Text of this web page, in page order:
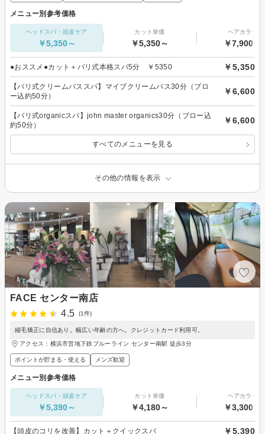
メニュー別参考価格
ヘッドスパ・頭皮ケア
￥5,350～
カット単価
￥5,350～
ヘアカラー
￥7,900～
●おススメ●カット＋バリ式本格スパ5分 ￥5350 ￥5,350
【バリ式クリームバススパ】マイブクリームバス30分（ブロ
ー込約50分）
￥6,600
【バリ式organicスパ】john master organics30分（ブロー込
約50分）
￥6,600
すべてのメニューを見る
その他の情報を表示
FACE センター南店
4.5
(1件)
縮毛矯正に自信あり。幅広い年齢の方へ。クレジットカード利用可。
アクセス：横浜市営地下鉄ブルーライン センター南駅 徒歩3分
ポイントが貯まる・使える メンズ歓迎
メニュー別参考価格
ヘッドスパ・頭皮ケア
￥5,390～
カット単価
￥4,180～
ヘアカラー
￥3,300～
【頭皮のコリを改善】カット＋クイックスパ ￥5,390